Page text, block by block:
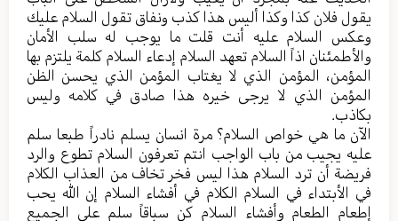
يقول فلان كذا وكذا أليس هذا كذب ونفاق تقول السلام عليك
وعكس السلام عليه أنت قلت ما يوجب له سلب الأمان
والأطمئنان اذاً السلام تعهد السلام إدعاء السلام كلمة يلتزم بها
المؤمن، المؤمن الذي لا يغتاب المؤمن الذي يحسن الظن
المؤمن الذي لا يرجى خيره هذا صادق في كلامه وليس
بكاذب.
الآن ما هي خواص السلام؟ مرة انسان يسلم نادراً طبعا سلم
عليه يجيب من باب الواجب انتم تعرفون السلام تطوع والرد
فريضة أن ترد السلام هذا ليس فخر تخاف من العذاب الكلام
في الأبتداء في السلام الكلام في أفشاء السلام إن الله يحب
إطعام الطعام وأفشاء السلام كن سباقاً سلم على الجميع